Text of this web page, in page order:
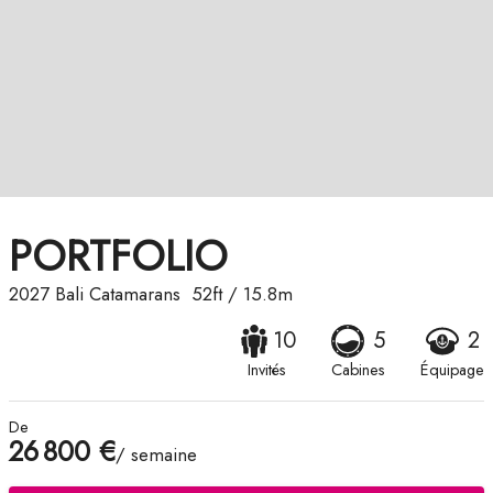
PORTFOLIO
2027 Bali Catamarans 52ft/ 15.8m
10
Invités
5
Cabines
2
Équipage
De
26 800 €/ semaine